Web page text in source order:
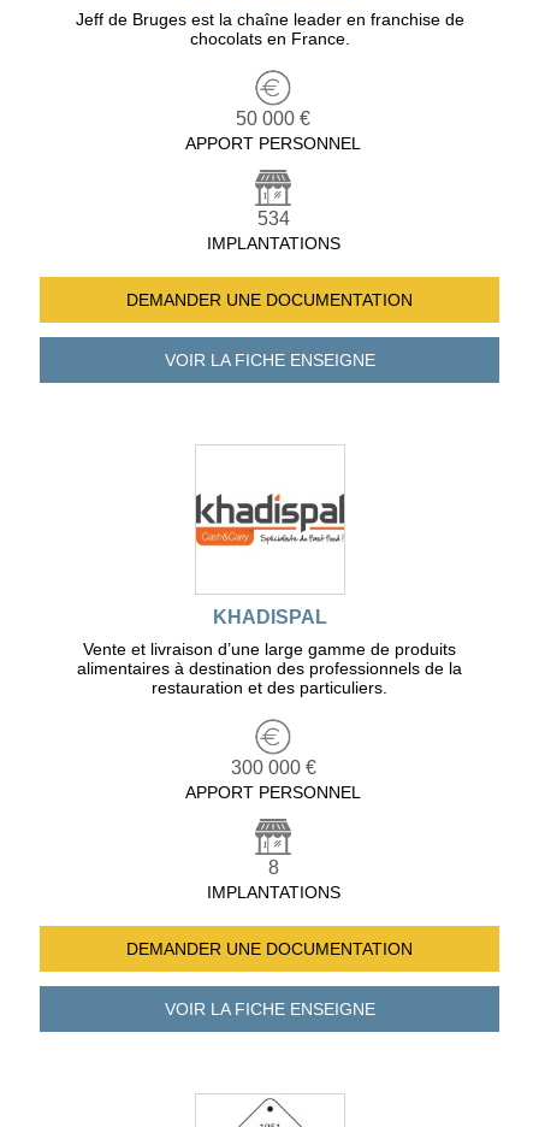
Jeff de Bruges est la chaîne leader en franchise de
chocolats en France.
50 000 €
APPORT PERSONNEL
534
IMPLANTATIONS
DEMANDER UNE DOCUMENTATION
VOIR LA FICHEENSEIGNE
KHADISPAL
Vente et livraison d’une large gamme de produits
alimentaires à destination des professionnels de la
restauration et des particuliers.
300 000 €
APPORT PERSONNEL
8
IMPLANTATIONS
DEMANDER UNE DOCUMENTATION
VOIR LA FICHEENSEIGNE